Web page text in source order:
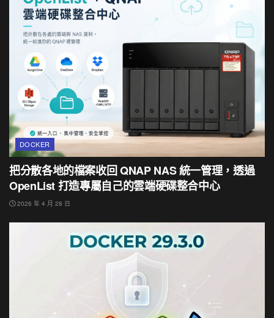
DOCKER
把分散各地的檔案收回 QNAP NAS 統一管理，透過
OpenList 打造專屬自己的雲端硬碟整合中心
2026 年 4 月 28 日